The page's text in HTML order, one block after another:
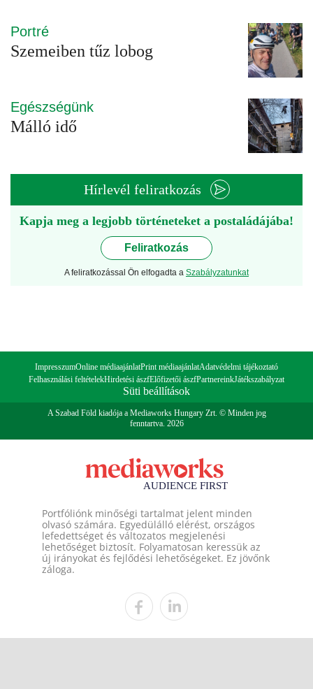
Portré
Szemeiben tűz lobog
Egészségünk
Málló idő
Hírlevél feliratkozás
Kapja meg a legjobb történeteket a postaládájába!
Feliratkozás
A feliratkozással Ön elfogadta a Szabályzatunkat
ImpresszumOnline médiaajánlatPrint médiaajánlatAdatvédelmi tájékoztató
Felhasználási feltételekHirdetési ászfElőfizetői ászfPartnereinkJátékszabályzat
Süti beállítások
A Szabad Föld kiadója a Mediaworks Hungary Zrt. © Minden jog
fenntartva. 2026
Portfóliónk minőségi tartalmat jelent minden
olvasó számára. Egyedülálló elérést, országos
lefedettséget és változatos megjelenési
lehetőséget biztosít. Folyamatosan keressük az
új irányokat és fejlődési lehetőségeket. Ez jövőnk
záloga.